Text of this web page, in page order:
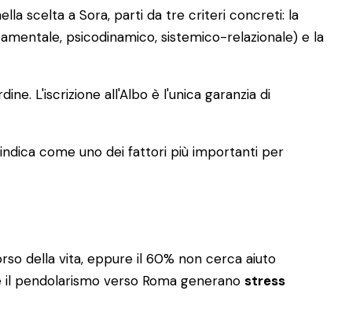
scelta a Sora, parti da tre criteri concreti: la
psicodinamico, sistemico-relazionale) e la
L'iscrizione all'Albo è l'unica garanzia di
come uno dei fattori più importanti per
della vita, eppure il 60% non cerca aiuto
pendolarismo verso Roma generano stress